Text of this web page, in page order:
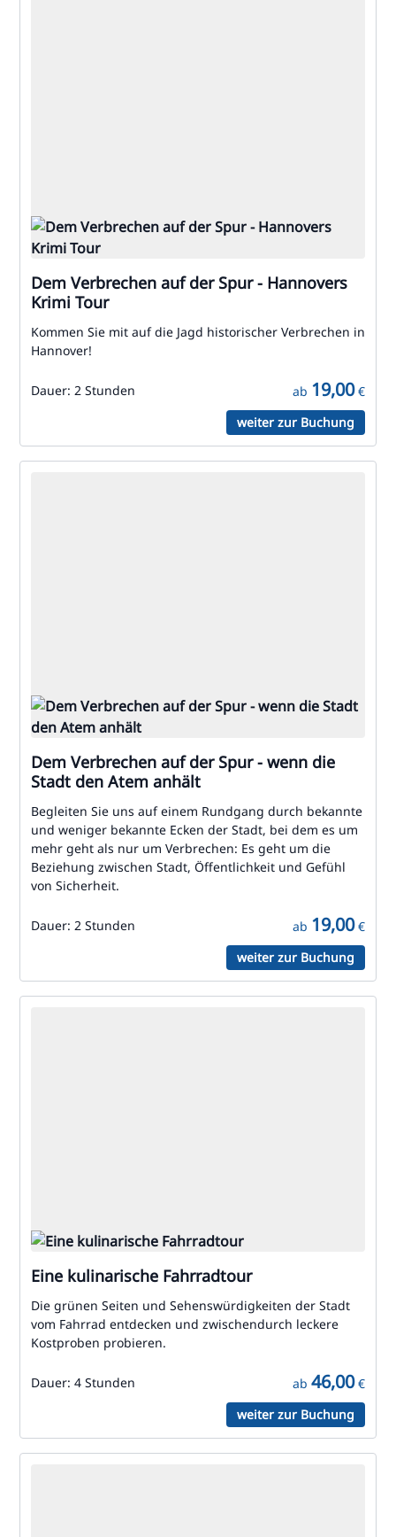
Dem Verbrechen auf der Spur - Hannovers
Krimi Tour
Kommen Sie mit auf die Jagd historischer Verbrechen in
Hannover!
Dauer: 2 Stunden ab 19,00€
weiter zur Buchung
Dem Verbrechen auf der Spur - wenn die
Stadt den Atem anhält
Begleiten Sie uns auf einem Rundgang durch bekannte
und weniger bekannte Ecken der Stadt, bei dem es um
mehr geht als nur um Verbrechen: Es geht um die
Beziehung zwischen Stadt, Öffentlichkeit und Gefühl
von Sicherheit.
Dauer: 2 Stunden ab 19,00€
weiter zur Buchung
Eine kulinarische Fahrradtour
Die grünen Seiten und Sehenswürdigkeiten der Stadt
vom Fahrrad entdecken und zwischendurch leckere
Kostproben probieren.
Dauer: 4 Stunden ab 46,00€
weiter zur Buchung